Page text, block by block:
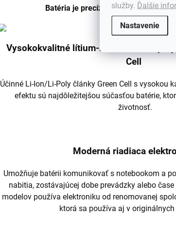
služby. Ďalšie
Nastavenie
Batéria je precízne vyrobená a
Vysokokvalitné lítium-iónové/lítium-
Cell
Účinné Li-Ion/Li-Poly články Green Cell s vysokou
efektu sú najdôležitejšou súčasťou batérie,
životnosť.
Moderná riadiaca
Umožňuje batérii komunikovať s notebookom a
nabitia, zostávajúcej dobe prevádzky alebo
modelov používa elektroniku od renomovanej
ktorá sa používa aj v